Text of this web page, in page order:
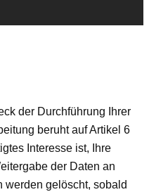
der Durchführung Ihrer
beruht auf Artikel 6
Interesse ist, Ihre
der Daten an
werden gelöscht, sobald